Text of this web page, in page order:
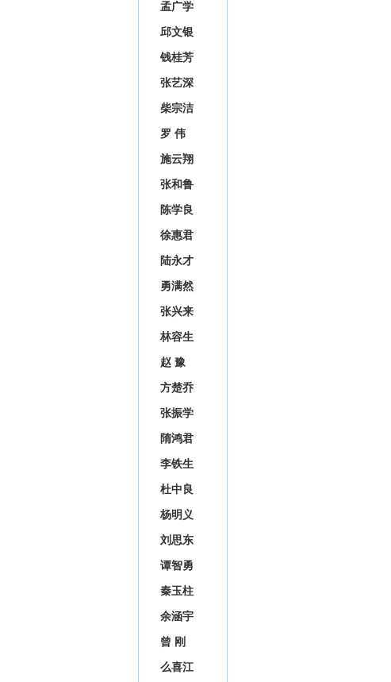
孟广学
邱文银
钱桂芳
张艺深
柴宗洁
罗 伟
施云翔
张和鲁
陈学良
徐惠君
陆永才
勇满然
张兴来
林容生
赵 豫
方楚乔
张振学
隋鸿君
李铁生
杜中良
杨明义
刘思东
谭智勇
秦玉柱
余涵宇
曾 刚
么喜江